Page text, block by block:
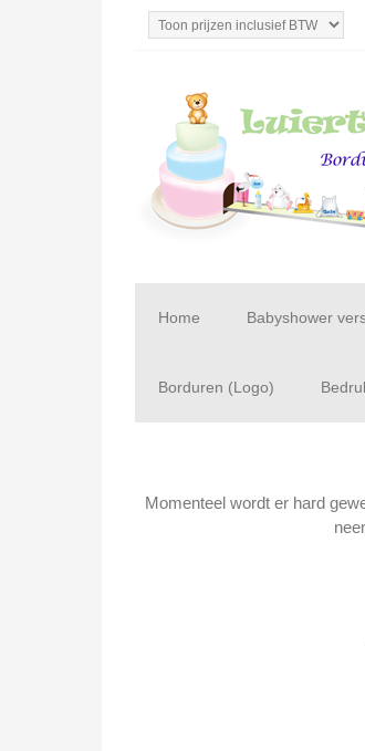
Home Babyshower
Borduren (Logo)
Momenteel wordt er hard